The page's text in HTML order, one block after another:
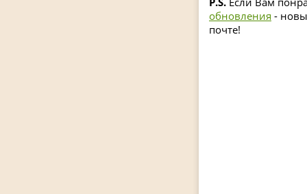
обновления -
почте!